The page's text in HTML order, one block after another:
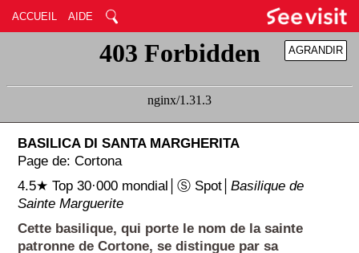
ACCUEIL AIDE
RÉDUIRE
AGRANDIR
BASILICA DI SANTA MARGHERITA
Page de: Cortona
4.5★ Top 30·000 mondial│Ⓢ Spot│Basilique de
Sainte Marguerite
Cette basilique, qui porte le nom de la sainte
patronne de Cortone, se distingue par sa